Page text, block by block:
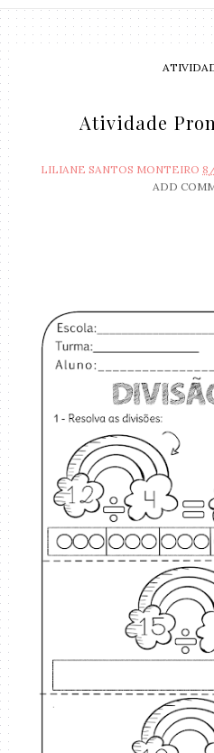
Atividade
LILIANE SANTOS MONTEIRO
ADD